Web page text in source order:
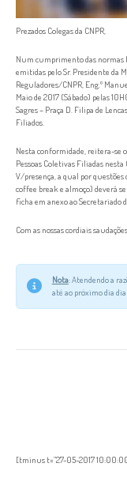
Prezados Colegas da CNPR,
Num cumprimento das normas
emitidas pelo Sr. Presidente da
Reguladores/CNPR, Eng.º
Maio de 2017 (Sábado) pelas
Sagres – Praça D. Filipa de
Filiados.
Nesta conformidade, reitera-se
Pessoas Coletivas Filiadas
V/presença, a qual por questões
coffee break e almoço) deverá
ficha em anexo ao Secretariado
Com as nossas cordiais
Nota: Atendendo a
até ao próximo dia dia
[tminus t=”27-05-2017